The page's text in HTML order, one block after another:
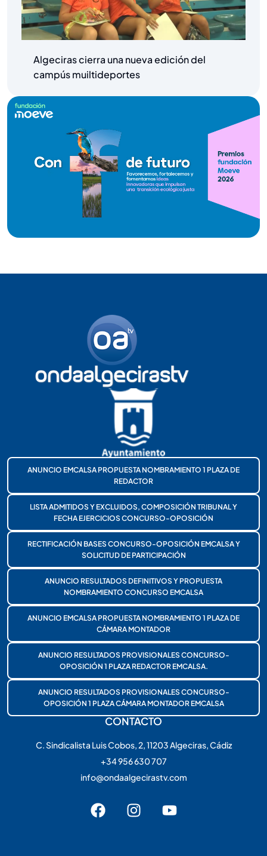
Algeciras cierra una nueva edición del
campús muiltideportes
ANUNCIO EMCALSA PROPUESTA NOMBRAMIENTO 1 PLAZA DE
REDACTOR
LISTA ADMITIDOS Y EXCLUIDOS, COMPOSICIÓN TRIBUNAL Y
FECHA EJERCICIOS CONCURSO-OPOSICIÓN
RECTIFICACIÓN BASES CONCURSO-OPOSICIÓN EMCALSA Y
SOLICITUD DE PARTICIPACIÓN
ANUNCIO RESULTADOS DEFINITIVOS Y PROPUESTA
NOMBRAMIENTO CONCURSO EMCALSA
ANUNCIO EMCALSA PROPUESTA NOMBRAMIENTO 1 PLAZA DE
CÁMARA MONTADOR
ANUNCIO RESULTADOS PROVISIONALES CONCURSO-
OPOSICIÓN 1 PLAZA REDACTOR EMCALSA.
ANUNCIO RESULTADOS PROVISIONALES CONCURSO-
OPOSICIÓN 1 PLAZA CÁMARA MONTADOR EMCALSA
CONTACTO
C. Sindicalista Luis Cobos, 2, 11203 Algeciras, Cádiz
+34 956 630 707
info@ondaalgecirastv.com